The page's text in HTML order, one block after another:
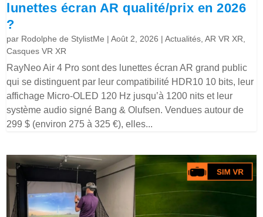
lunettes écran AR qualité/prix en 2026
?
par Rodolphe de StylistMe |Août 2, 2026 |Actualités,AR VR XR,
Casques VR XR
RayNeo Air 4 Pro sont des lunettes écran AR grand public
qui se distinguent par leur compatibilité HDR10 10 bits, leur
affichage Micro-OLED 120 Hz jusqu’à 1200 nits et leur
système audio signé Bang & Olufsen. Vendues autour de
299 $ (environ 275 à 325 €), elles...